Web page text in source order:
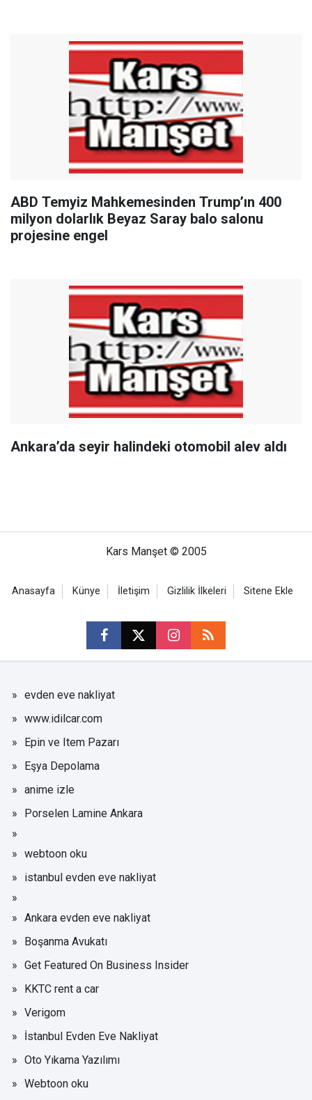
ABD Temyiz Mahkemesinden Trump’ın 400
milyon dolarlık Beyaz Saray balo salonu
projesine engel
Ankara’da seyir halindeki otomobil alev aldı
Kars Manşet © 2005
Anasayfa Künye İletişim Gizlilik İlkeleri Sitene Ekle
evden eve nakliyat
www.idilcar.com
Epin ve Item Pazarı
Eşya Depolama
anime izle
Porselen Lamine Ankara
webtoon oku
istanbul evden eve nakliyat
Ankara evden eve nakliyat
Boşanma Avukatı
Get Featured On Business Insider
KKTC rent a car
Verigom
İstanbul Evden Eve Nakliyat
Oto Yıkama Yazılımı
Webtoon oku